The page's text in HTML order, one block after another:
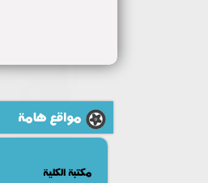
مواقع هامة
مكتبة الكلية